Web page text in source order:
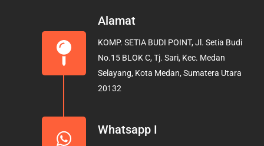
e
o
o
k
t
g
r
a
b
e
Alamat
KOMP. SETIA BUDI POINT, Jl. Setia Budi
No.15 BLOK C, Tj. Sari, Kec. Medan
Selayang, Kota Medan, Sumatera Utara
20132
Whatsapp I